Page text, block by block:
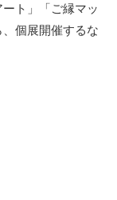
ト」「ご縁マッ
個展開催するな